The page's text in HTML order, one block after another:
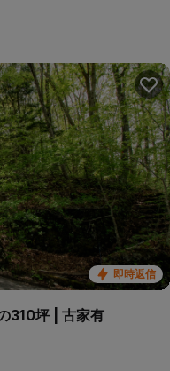
即時返信
310坪 | 古家有